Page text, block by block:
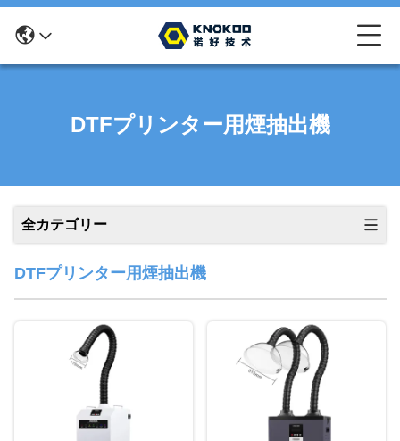
DTFプリンター用煙抽出機
全カテゴリー
DTFプリンター用煙抽出機